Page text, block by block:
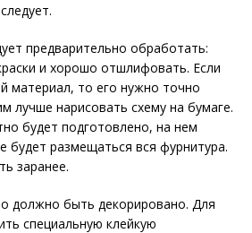
предварительно обработать:
и хорошо отшлифовать. Если
материал, то его нужно точно
лучше нарисовать схему на бумаге.
будет подготовлено, на нем
будет размещаться вся фурнитура.
заранее.
должно быть декорировано. Для
специальную клейкую